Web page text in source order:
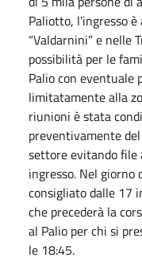
Paliotto, l’ingresso
“Valdarnini” e nelle
possibilità per le
Palio con eventuale
limitatamente alla
riunioni è stata
preventivamente
settore evitando file
ingresso. Nel giorno
consigliato dalle 17
che precederà la
al Palio per chi si
le 18:45.